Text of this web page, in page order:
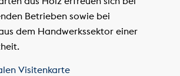
Betrieben sowie bei
dem Handwerkssektor einer
Visitenkarte